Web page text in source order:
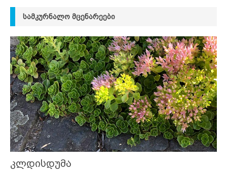
ᲡᲐᲛᲙᲣᲠᲜᲐᲚᲝ ᲛᲪᲔᲜᲐᲠᲔᲔᲑᲘ
კლდისდუმა